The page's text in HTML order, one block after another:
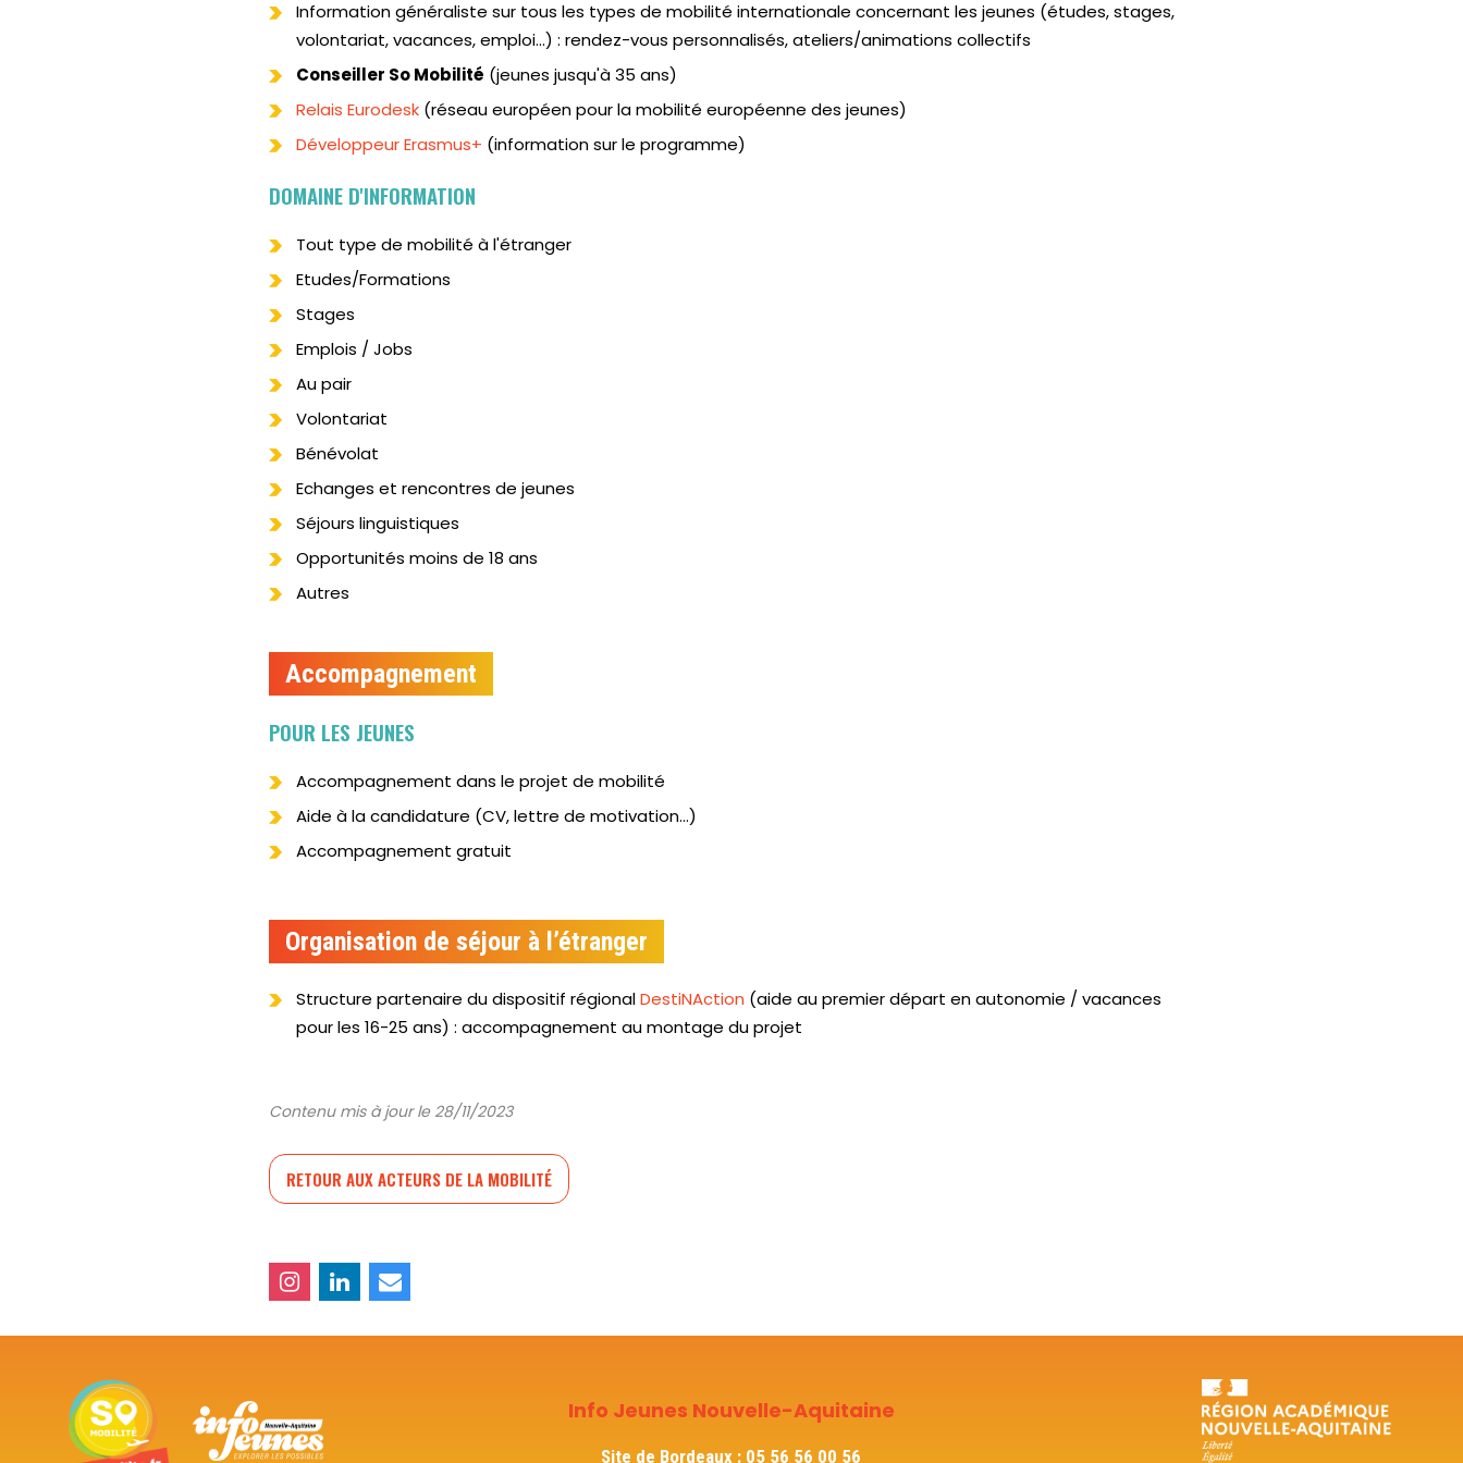
Information généraliste sur tous les types de mobilité internationale concernant les jeunes (études, stages,
volontariat, vacances, emploi...) : rendez-vous personnalisés, ateliers/animations collectifs
Conseiller So Mobilité (jeunes jusqu'à 35 ans)
Relais Eurodesk (réseau européen pour la mobilité européenne des jeunes)
Développeur Erasmus+ (information sur le programme)
DOMAINE D'INFORMATION
Tout type de mobilité à l'étranger
Etudes/Formations
Stages
Emplois / Jobs
Au pair
Volontariat
Bénévolat
Echanges et rencontres de jeunes
Séjours linguistiques
Opportunités moins de 18 ans
Autres
Accompagnement
POUR LES JEUNES
Accompagnement dans le projet de mobilité
Aide à la candidature (CV, lettre de motivation...)
Accompagnement gratuit
Organisation de séjour à l’étranger
Structure partenaire du dispositif régionalDestiNAction (aide au premier départ en autonomie / vacances
pour les 16-25 ans) : accompagnement au montage du projet
Contenu mis à jour le 28/11/2023
RETOUR AUX ACTEURS DE LA MOBILITÉ
Info Jeunes Nouvelle-Aquitaine
Site de Bordeaux : 05 56 56 00 56